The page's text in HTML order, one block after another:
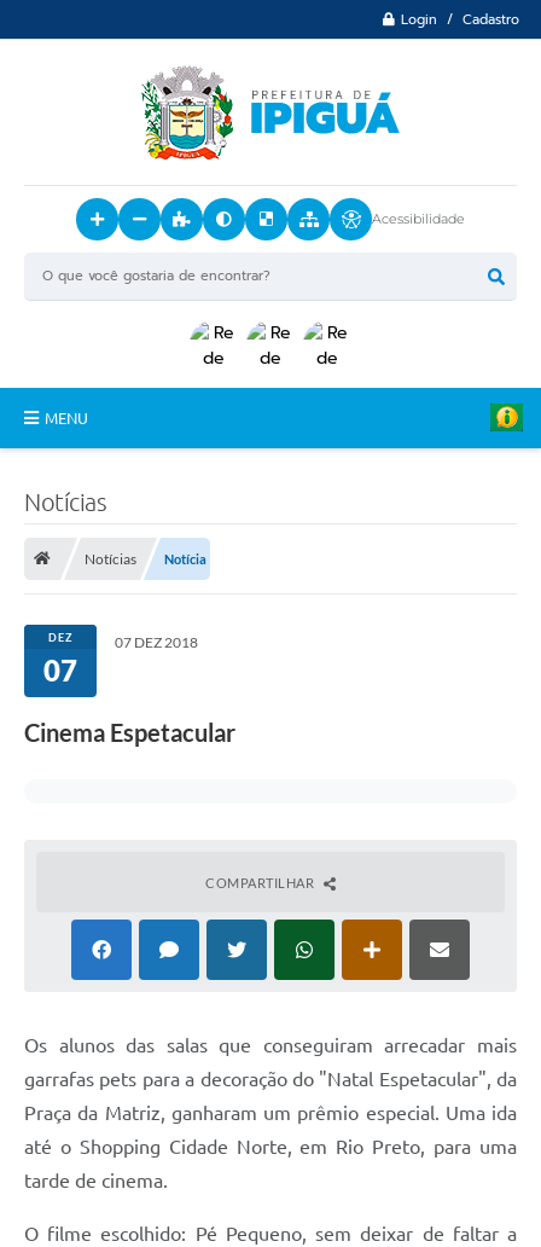
Login / Cadastro
Acessibilidade
MENU
Departamentos
Contato
Contas Publicas
Arquivos para Download
Carta de Serviços
Links
Serviços Online
Notícias
Notícias Notícia
DEZ
07
07 DEZ 2018
Cinema Espetacular
COMPARTILHAR
Os alunos das salas que conseguiram arrecadar mais
garrafas pets para a decoração do "Natal Espetacular", da
Praça da Matriz, ganharam um prêmio especial. Uma ida
até o Shopping Cidade Norte, em Rio Preto, para uma
tarde de cinema.
O filme escolhido: Pé Pequeno, sem deixar de faltar a